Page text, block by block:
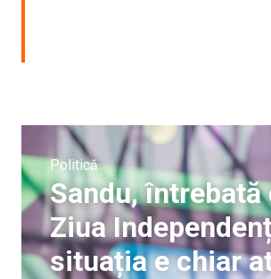
Politică
Sandu,
Ziua
situația e chiar